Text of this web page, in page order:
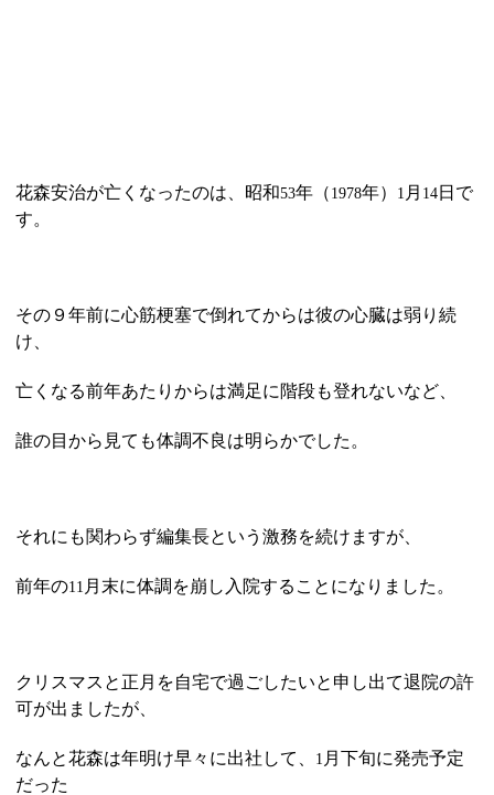
花森安治が亡くなったのは、昭和53年（ 1978年） 1 月 14日で
す。
その９年前に心筋梗塞で倒れてからは彼の心臓は弱り続
け、
亡くなる前年あたりからは満足に階段も登れないなど、
誰の目から見ても体調不良は明らかでした。
それにも関わらず編集長という激務を続けますが、
前年の11 月末に体調を崩し入院することになりました。
クリスマスと正月を自宅で過ごしたいと申し出て退院の許
可が出ましたが、
なんと花森は年明け早々に出社して、 1 月下旬に発売予定
だった